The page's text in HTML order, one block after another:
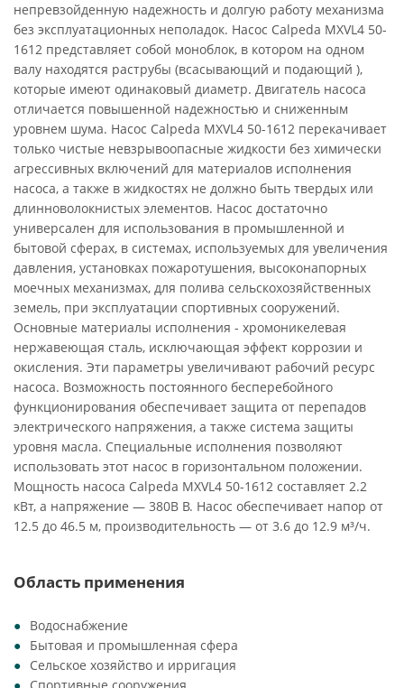
непревзойденную надежность и долгую работу механизма
без эксплуатационных неполадок. Насос Calpeda MXVL4 50-
1612 представляет собой моноблок, в котором на одном
валу находятся раструбы (всасывающий и подающий ),
которые имеют одинаковый диаметр. Двигатель насоса
отличается повышенной надежностью и сниженным
уровнем шума. Насос Calpeda MXVL4 50-1612 перекачивает
только чистые невзрывоопасные жидкости без химически
агрессивных включений для материалов исполнения
насоса, а также в жидкостях не должно быть твердых или
длинноволокнистых элементов. Насос достаточно
универсален для использования в промышленной и
бытовой сферах, в системах, используемых для увеличения
давления, установках пожаротушения, высоконапорных
моечных механизмах, для полива сельскохозяйственных
земель, при эксплуатации спортивных сооружений.
Основные материалы исполнения - хромоникелевая
нержавеющая сталь, исключающая эффект коррозии и
окисления. Эти параметры увеличивают рабочий ресурс
насоса. Возможность постоянного бесперебойного
функционирования обеспечивает защита от перепадов
электрического напряжения, а также система защиты
уровня масла. Специальные исполнения позволяют
использовать этот насос в горизонтальном положении.
Мощность насоса Calpeda MXVL4 50-1612 составляет 2.2
кВт, а напряжение — 380В В. Насос обеспечивает напор от
12.5 до 46.5 м, производительность — от 3.6 до 12.9 м³/ч.
Область применения
Водоснабжение
Бытовая и промышленная сфера
Сельское хозяйство и ирригация